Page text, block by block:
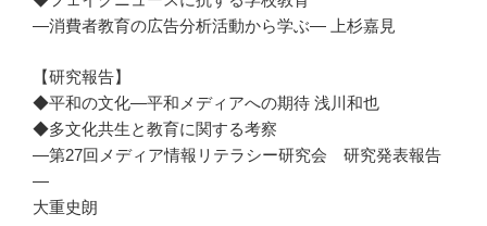
―消費者教育の広告分析活動から学ぶ― 上杉嘉見
【研究報告】
◆平和の文化—平和メディアへの期待 浅川和也
◆多文化共生と教育に関する考察
―第27回メディア情報リテラシー研究会 研究発表報告
―
大重史朗